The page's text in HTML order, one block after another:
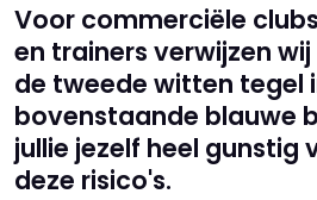
Voor commerciële
en trainers verwijzen
de tweede witten tegel
bovenstaande blauwe
jullie jezelf heel gunstig
deze risico's.